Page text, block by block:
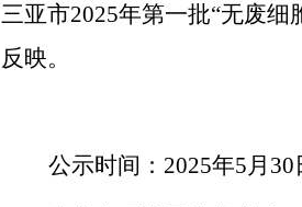
三亚市2025年第一批“无废细
反映。
公示时间： 2025年5月 30